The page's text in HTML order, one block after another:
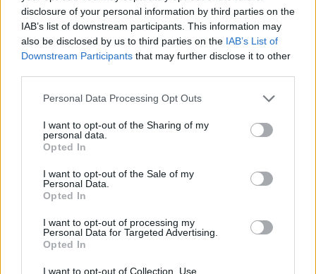
disclosure of your personal information by third parties on the
IAB’s list of downstream participants. This information may
also be disclosed by us to third parties on the IAB’s List of
Downstream Participants that may further disclose it to other
Please note that this website/app uses one or more Google
not limited to your visit or usage behaviour. You may click to
grant or deny consent to Google and its third-party tags to
use your data for below specified purposes in below Google
consent section.
Personal Data Processing Opt Outs
I want to opt-out of the Sharing of my
personal data.
Opted In
I want to opt-out of the Sale of my
Personal Data.
Opted In
I want to opt-out of processing my
Personal Data for Targeted Advertising.
Opted In
I want to opt-out of Collection, Use,
A város 77 helyszínén zajlik a munkavégzés, a Győr Projekt
kezelésében lévő épületek egy részét is érinti az intézkedés.
Szólj hozzá!